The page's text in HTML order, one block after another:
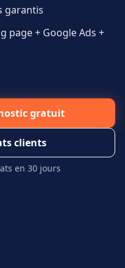
garantis
page + Google Ads +
gratuit
clients
en 30 jours